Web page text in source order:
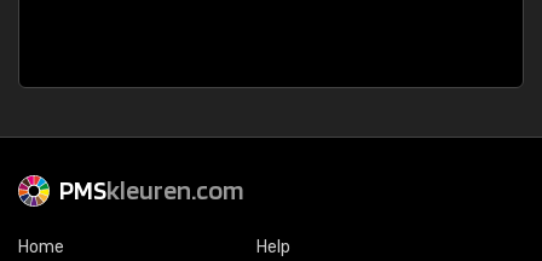
PMSkleuren.com
Home
Help